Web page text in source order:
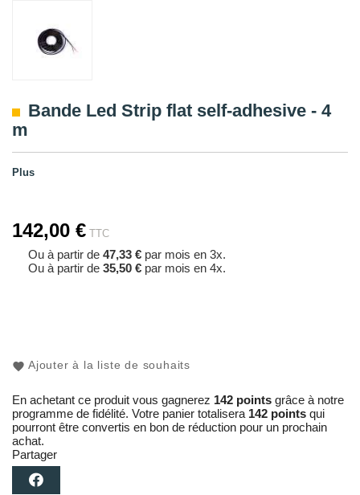
Bande Led Strip flat self-adhesive - 4
m
Plus
142,00 € TTC
Ou à partir de 47,33 € par mois en 3x.
Ou à partir de 35,50 € par mois en 4x.
Ajouter à la liste de souhaits
En achetant ce produit vous gagnerez 142 points grâce à notre
programme de fidélité. Votre panier totalisera 142 points qui
pourront être convertis en bon de réduction pour un prochain
achat.
Partager